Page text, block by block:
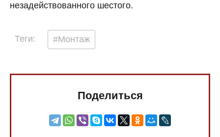
незадействованного шестого.
Теги: #Монтаж
Поделиться